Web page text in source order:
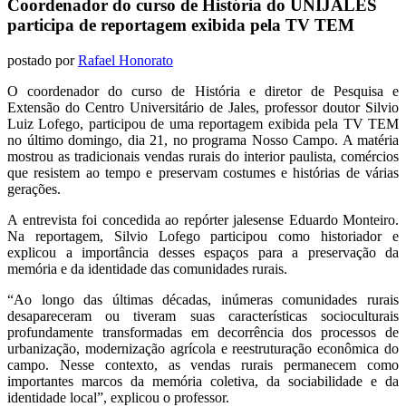
Coordenador do curso de História do UNIJALES
participa de reportagem exibida pela TV TEM
postado porRafael Honorato
O coordenador do curso de História e diretor de Pesquisa e
Extensão do Centro Universitário de Jales, professor doutor Silvio
Luiz Lofego, participou de uma reportagem exibida pela TV TEM
no último domingo, dia 21, no programa Nosso Campo. A matéria
mostrou as tradicionais vendas rurais do interior paulista, comércios
que resistem ao tempo e preservam costumes e histórias de várias
gerações.
A entrevista foi concedida ao repórter jalesense Eduardo Monteiro.
Na reportagem, Silvio Lofego participou como historiador e
explicou a importância desses espaços para a preservação da
memória e da identidade das comunidades rurais.
“Ao longo das últimas décadas, inúmeras comunidades rurais
desapareceram ou tiveram suas características socioculturais
profundamente transformadas em decorrência dos processos de
urbanização, modernização agrícola e reestruturação econômica do
campo. Nesse contexto, as vendas rurais permanecem como
importantes marcos da memória coletiva, da sociabilidade e da
identidade local”, explicou o professor.